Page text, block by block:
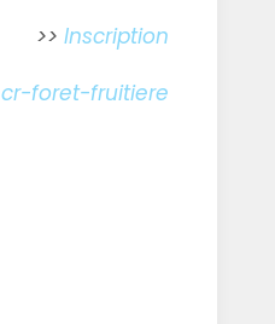
>> Inscription
cr-foret-fruitiere